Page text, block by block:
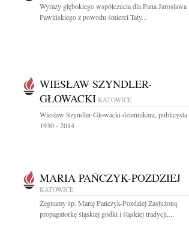
Wyrazy głębokiego współczucia dla Pana Jarosława
Pawińskiego z powodu śmierci Taty...
WIESŁAW SZYNDLER-
GŁOWACKI KATOWICE
Wiesław Szyndler-Głowacki dziennikarz, publicysta
1930 - 2014
MARIA PAŃCZYK-POZDZIEJ
KATOWICE
Żegnamy śp. Marię Pańczyk-Pozdziej Zasłużoną
propagatorkę śląskiej godki i śląskiej tradycji....